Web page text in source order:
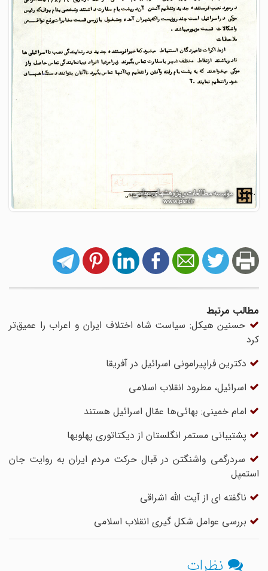
مطالب مرتبط
حسنین هیکل: سیاست شاه اختلاف ایران و اعراب را عمیق‌تر
کرد
دکترین فراپیرامونی اسرائیل در آفریقا
اسرائیل، مطرود انقلاب اسلامی
امام خمینی: بهائی‌ها عمّال اسرائیل‌ هستند
پشتیبانی مستمر انگلستان از دیکتاتوری پهلویها
سردرگمی واشنگتن در قبال حرکت مردم ایران به روایت جان
استمپل
ناگفته ای از آیت الله اشراقی
بررسى عوامل شکل گیرى انقلاب اسلامى
نظرات